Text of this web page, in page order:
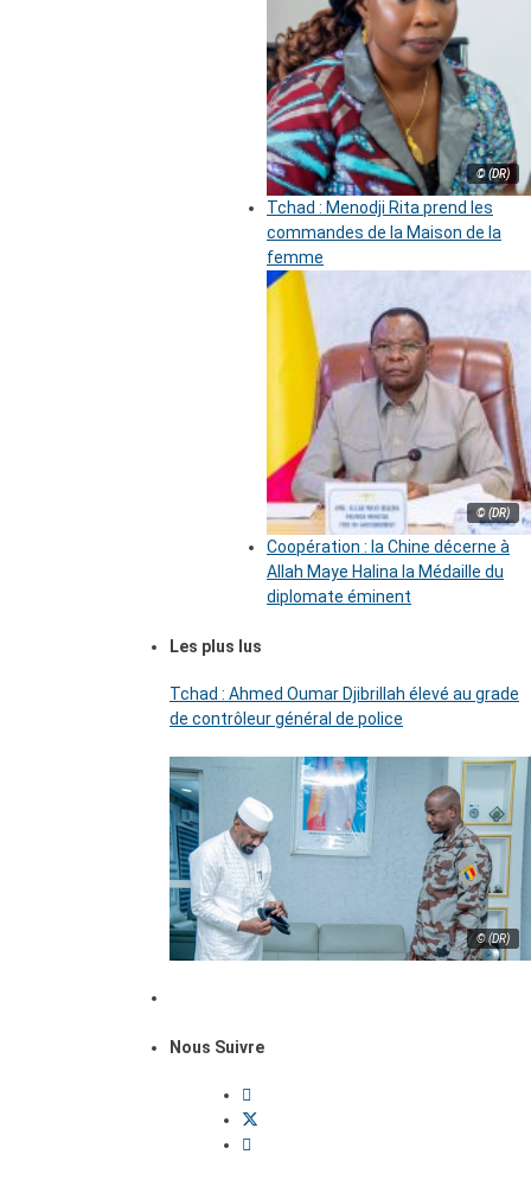
© (DR)
Tchad : Menodji Rita prend les
commandes de la Maison de la
femme
© (DR)
Coopération : la Chine décerne à
Allah Maye Halina la Médaille du
diplomate éminent
Les plus lus
Tchad : Ahmed Oumar Djibrillah élevé au grade
de contrôleur général de police
© (DR)
Nous Suivre